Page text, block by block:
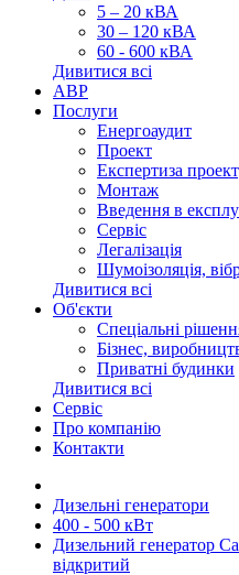
5 – 20 кВА
30 – 120 кВА
60 - 600 кВА
Дивитися всі
АВР
Послуги
Енергоаудит
Проект
Експертиза
Монтаж
Введення в
Сервіс
Легалізація
Шумоізоляція,
Дивитися всі
Об'єкти
Спеціальні
Бізнес,
Приватні будинки
Дивитися всі
Сервіс
Про компанію
Контакти
Дизельні генератори
400 - 500 кВт
Дизельний генератор
відкритий